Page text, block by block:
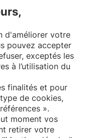
Université
d'améliorer votre
pouvez accepter
exceptés les
à l’utilisation du
finalités et pour
de cookies,
».
moment vos
retirer votre